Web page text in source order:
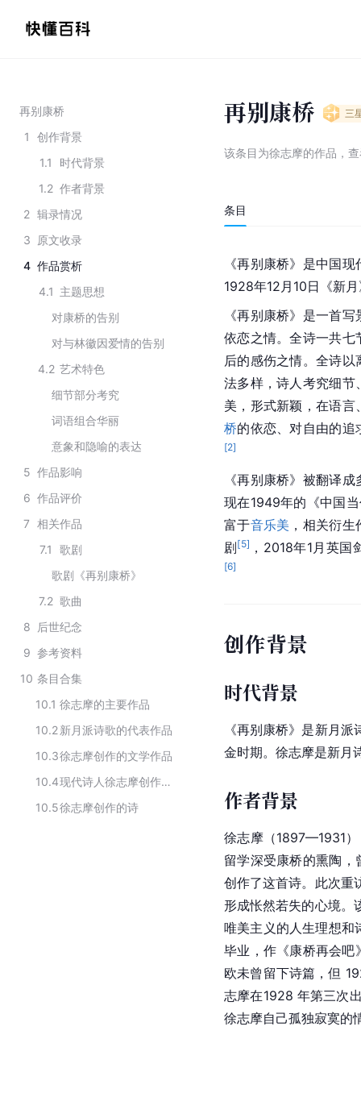
再别康桥
1
创作背景
1.1
时代背景
1.2 作者背景
2 辑录情况
3
原文收录
4 作品赏析
4.1 主题思想
对康桥的告别
对与林徽因爱情的告别
4.2 艺术特色
细节部分考究
词语组合华丽
意象和隐喻的表达
5 作品影响
6 作品评价
7 相关作品
7.1
歌剧
歌剧《再别康桥》
7.2 歌曲
8
后世纪念
9 参考资料
10 条目合集
10.1 徐志摩的主要作品
10.2新月派诗歌的代表作品
10.3徐志摩创作的文学作品
10.4
现代诗人徐志摩创作的作品
10.5徐志摩创作的诗
再别康桥 三
该条目为徐志摩的作品 ，
条目
《再别康桥》是中国现
1928年12月10日《新
《再别康桥》是一首写
依恋之情。全诗一共七
后的感伤之情。全诗
法多样，诗人考究细
美，形式新颖，在语
桥的依恋、对自由的
[2]
《再别康桥》被翻译
现在1949年的《中国
富于音乐美 ，相关衍
剧[5] ，2018年1月英国
[6]
创作背景
时代背景
《再别康桥》是新月
金时期。徐志摩是新月
作者背景
徐志摩（1897—1931
留学深受康桥的熏陶
创作了这首诗。此次重
形成怅然若失的心境。
唯美主义的人生理想和
毕业，作《康桥再会吧
欧未曾留下诗篇，但
志摩在1928 年第三次
徐志摩自己孤独寂寞的